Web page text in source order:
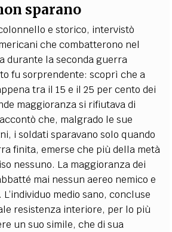
sparano
e storico, intervistò
che combatterono nel
durante la seconda guerra
fu sorprendente: scoprì che a
tra il 15 e il 25 per cento dei
maggioranza si rifiutava di
che, malgrado le sue
i soldati sparavano solo quando
finita, emerse che più della metà
nessuno. La maggioranza dei
mai nessun aereo nemico e
medio sano, concluse
resistenza interiore, per lo più
un suo simile, che di sua